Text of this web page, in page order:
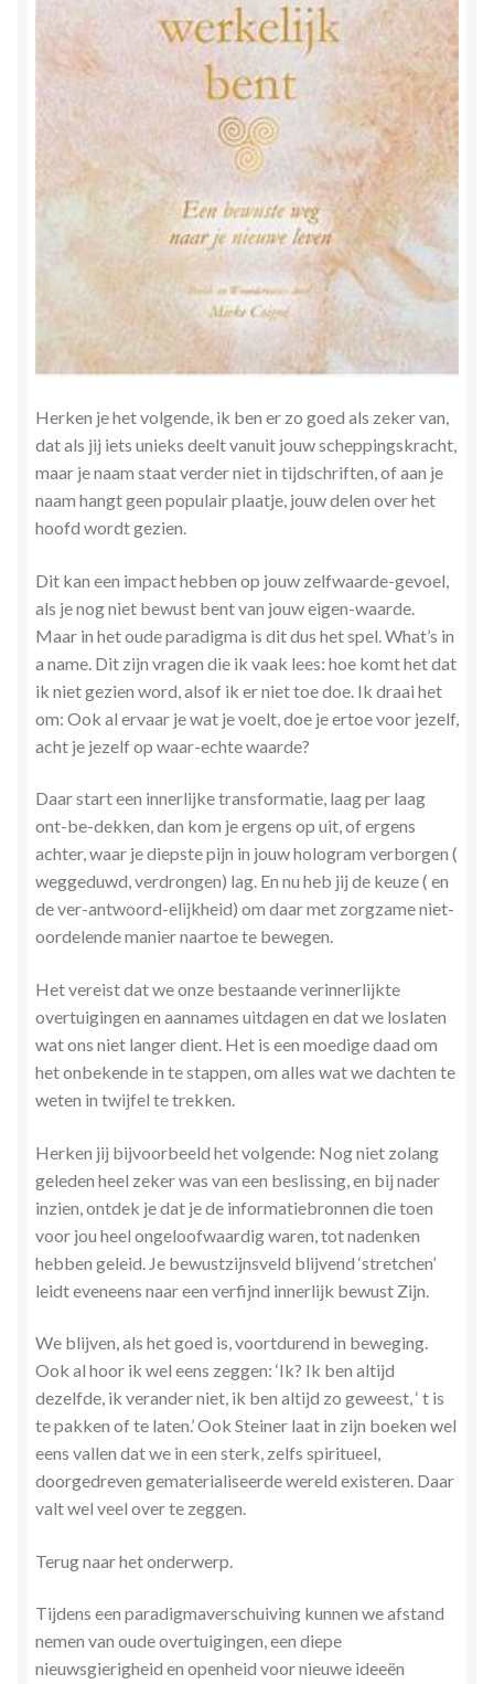
Herken je het volgende, ik ben er zo goed als zeker van,
dat als jij iets unieks deelt vanuit jouw scheppingskracht,
maar je naam staat verder niet in tijdschriften, of aan je
naam hangt geen populair plaatje, jouw delen over het
hoofd wordt gezien.
Dit kan een impact hebben op jouw zelfwaarde-gevoel,
als je nog niet bewust bent van jouw eigen-waarde.
Maar in het oude paradigma is dit dus het spel. What’s in
a name. Dit zijn vragen die ik vaak lees: hoe komt het dat
ik niet gezien word, alsof ik er niet toe doe. Ik draai het
om: Ook al ervaar je wat je voelt, doe je ertoe voor jezelf,
acht je jezelf op waar-echte waarde?
Daar start een innerlijke transformatie, laag per laag
ont-be-dekken, dan kom je ergens op uit, of ergens
achter, waar je diepste pijn in jouw hologram verborgen (
weggeduwd, verdrongen) lag. En nu heb jij de keuze ( en
de ver-antwoord-elijkheid) om daar met zorgzame niet-
oordelende manier naartoe te bewegen.
Het vereist dat we onze bestaande verinnerlijkte
overtuigingen en aannames uitdagen en dat we loslaten
wat ons niet langer dient. Het is een moedige daad om
het onbekende in te stappen, om alles wat we dachten te
weten in twijfel te trekken.
Herken jij bijvoorbeeld het volgende: Nog niet zolang
geleden heel zeker was van een beslissing, en bij nader
inzien, ontdek je dat je de informatiebronnen die toen
voor jou heel ongeloofwaardig waren, tot nadenken
hebben geleid. Je bewustzijnsveld blijvend ‘stretchen’
leidt eveneens naar een verfijnd innerlijk bewust Zijn.
We blijven, als het goed is, voortdurend in beweging.
Ook al hoor ik wel eens zeggen: ‘Ik? Ik ben altijd
dezelfde, ik verander niet, ik ben altijd zo geweest, ‘ t is
te pakken of te laten.’ Ook Steiner laat in zijn boeken wel
eens vallen dat we in een sterk, zelfs spiritueel,
doorgedreven gematerialiseerde wereld existeren. Daar
valt wel veel over te zeggen.
Terug naar het onderwerp.
Tijdens een paradigmaverschuiving kunnen we afstand
nemen van oude overtuigingen, een diepe
nieuwsgierigheid en openheid voor nieuwe ideeën